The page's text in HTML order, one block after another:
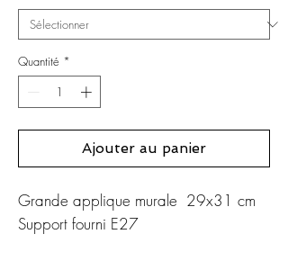
Quantité *
Ajouter au panier
Grande applique murale 29x31 cm
Support fourni E27